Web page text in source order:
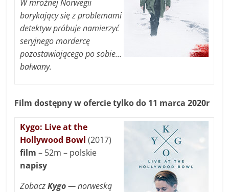
W mroźnej Norwegii
borykający się z problemami
detektyw próbuje namierzyć
seryjnego mordercę
pozostawiającego po sobie…
bałwany.
Film dostępny w ofercie tylko do 11 marca 2020r
Kygo: Live at the
Hollywood Bowl (2017)
film – 52m – polskie
napisy
ZobaczKygo— norweską